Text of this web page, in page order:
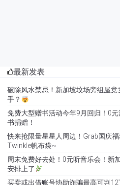
最新发表
破除风水禁忌！新加坡坟场旁组屋
手？
免费大型赠书活动今年9月回归！0
书捐赠！
快来抢限量星星人周边！Grab国庆
Twinkle帆布袋~
周末免费好去处！0元听音乐会！新
安排上了
买卖或出借账号协助诈骗最高可判